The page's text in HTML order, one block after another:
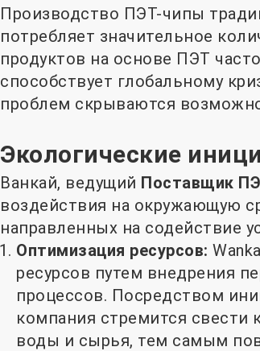
Производство ПЭТ-чипы
потребляет значительное
продуктов на основе ПЭТ
способствует глобальному
проблем скрываются
Экологические
Ванкай, ведущий Поставщик
воздействия на окружающую
направленных на содействие
Оптимизация ресурсов:
ресурсов путем внедрения
процессов. Посредством
компания стремится свести
воды и сырья, тем самым